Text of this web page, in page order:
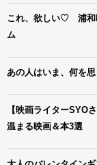
これ、欲しい♡ 浦和
ム
あの人はいま、何を
【映画ライターSYO
温まる映画＆本3選